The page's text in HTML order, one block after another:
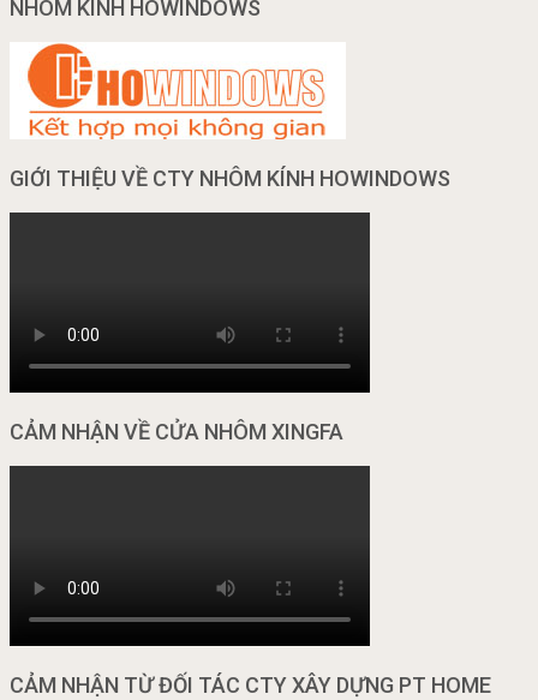
NHÔM KÍNH HOWINDOWS
GIỚI THIỆU VỀ CTY NHÔM KÍNH HOWINDOWS
CẢM NHẬN VỀ CỬA NHÔM XINGFA
CẢM NHẬN TỪ ĐỐI TÁC CTY XÂY DỰNG PT HOME